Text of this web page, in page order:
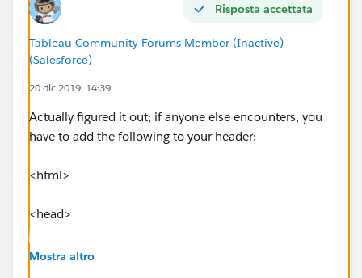
Risposta accettata
Tableau Community Forums Member (Inactive)
(Salesforce)
20 dic 2019, 14:39
Actually figured it out; if anyone else encounters, you
have to add the following to your header:
<html>
<head>
<style>
Mostra altro